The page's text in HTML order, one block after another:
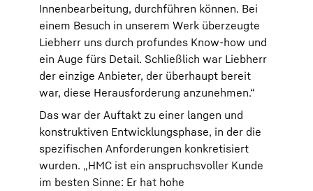
Innenbearbeitung, durchführen können. Bei
einem Besuch in unserem Werk überzeugte
Liebherr uns durch profundes Know-how und
ein Auge fürs Detail. Schließlich war Liebherr
der einzige Anbieter, der überhaupt bereit
war, diese Herausforderung anzunehmen.“
Das war der Auftakt zu einer langen und
konstruktiven Entwicklungsphase, in der die
spezifischen Anforderungen konkretisiert
wurden. „HMC ist ein anspruchsvoller Kunde
im besten Sinne: Er hat hohe